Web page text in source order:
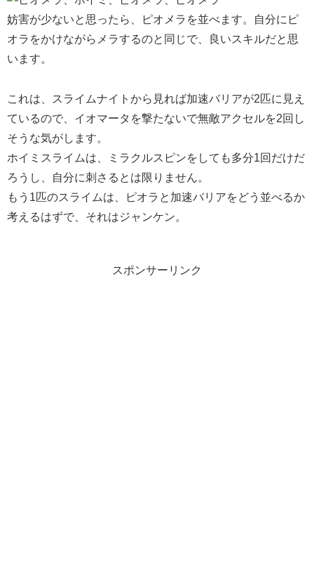
妨害が少ないと思ったら、ピオメラを並べます。自分にピ
オラをかけながらメラするのと同じで、良いスキルだと思
います。
これは、スライムナイトから見れば加速バリアが2匹に見え
ているので、イオマータを撃たないで無敵アクセルを2回し
そうな気がします。
ホイミスライムは、ミラクルスピンをしても多分1回だけだ
ろうし、自分に刺さるとは限りません。
もう1匹のスライムは、ピオラと加速バリアをどう並べるか
考えるはずで、それはジャンケン。
スポンサーリンク